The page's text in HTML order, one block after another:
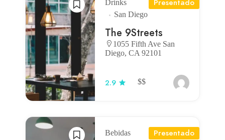
Drinks
San Diego
Presentado
The 9Streets
1055 Fifth Ave San
Diego, CA 92101
2.9 $$
Bebidas
Presentado